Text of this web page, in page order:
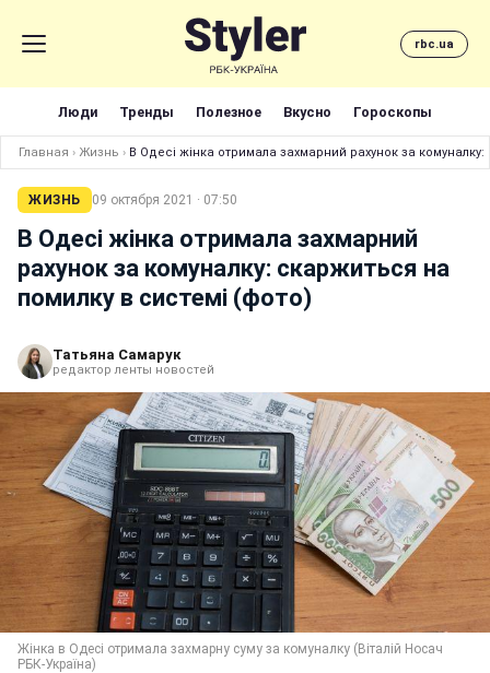
rbc.ua
Люди Тренды Полезное Вкусно Гороскопы
Главная › Жизнь › В Одесі жінка отримала захмарний рахунок за
ЖИЗНЬ 09 октября 2021 · 07:50
В Одесі жінка отримала захмарний
рахунок за комуналку: скаржиться на
помилку в системі (фото)
Татьяна Самарук
редактор ленты новостей
Жінка в Одесі отримала захмарну суму за комуналку (Віталій Носач
РБК-Україна)